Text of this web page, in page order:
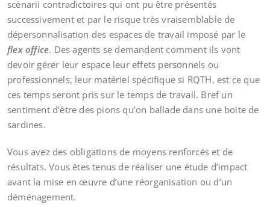
scénarii contradictoires qui ont pu être présentés
successivement et par le risque très vraisemblable de
dépersonnalisation des espaces de travail imposé par le
flex office. Des agents se demandent comment ils vont
devoir gérer leur espace leur effets personnels ou
professionnels, leur matériel spécifique si RQTH, est ce que
ces temps seront pris sur le temps de travail. Bref un
sentiment d’être des pions qu’on ballade dans une boite de
sardines.
Vous avez des obligations de moyens renforcés et de
résultats. Vous êtes tenus de réaliser une étude d’impact
avant la mise en œuvre d’une réorganisation ou d’un
déménagement.